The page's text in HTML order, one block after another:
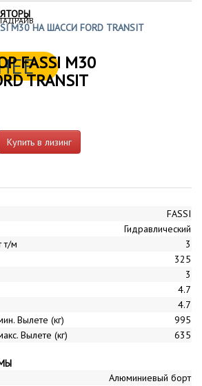
M30 НА ШАССИ FORD TRANSIT
FASSI M30
TRANSIT
Купить в лизинг
FASSI
Гидравлический
т/м
3
325
3
4.7
4.7
Вылете (кг)
995
Вылете (кг)
635
Алюминиевый борт